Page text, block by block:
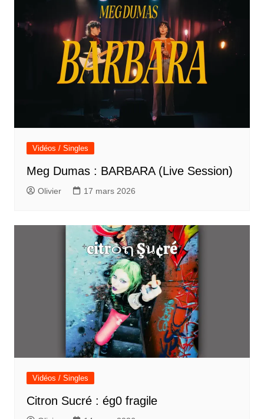
Vidéos / Singles
Meg Dumas : BARBARA (Live Session)
Olivier 17 mars 2026
Vidéos / Singles
Citron Sucré : ég0 fragile